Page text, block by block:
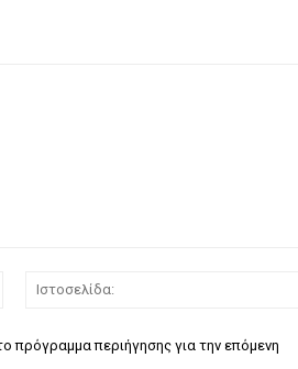
Email:*
πρόγραμμα περιήγησης για την επόμενη